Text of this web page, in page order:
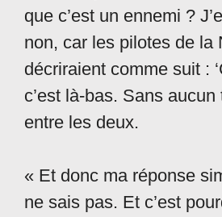
que c’est un ennemi ?
non, car les pilotes de la
décriraient comme suit :
c’est là-bas. Sans
entre les deux.
« Et donc ma réponse
ne sais pas. Et c’est